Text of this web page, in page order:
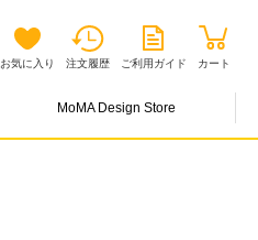
お気に入り 注文履歴 ご利用ガイド カート
MoMA Design Store